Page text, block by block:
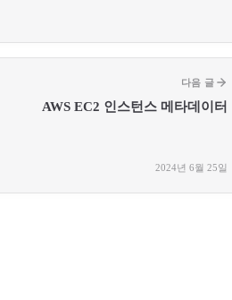
다음 글
AWS EC2 인스턴스 메타데이터
2024년 6월 25일